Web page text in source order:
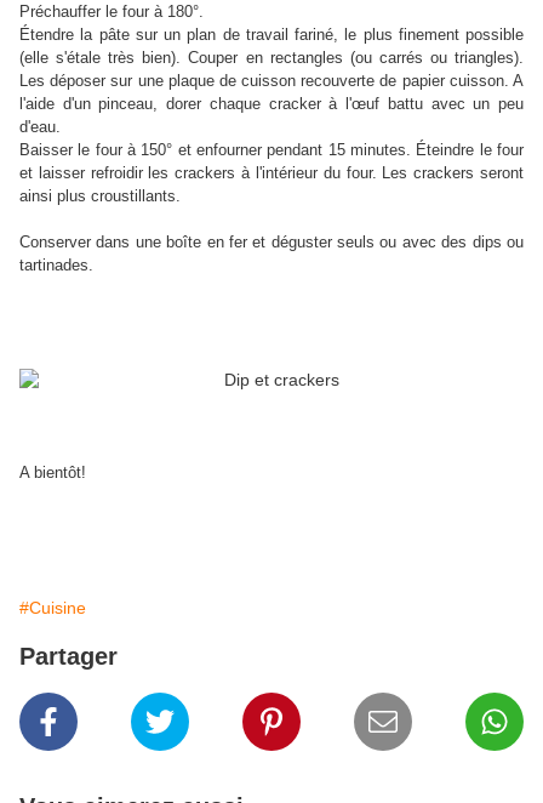
Préchauffer le four à 180°.
Étendre la pâte sur un plan de travail fariné, le plus finement possible
(elle s'étale très bien). Couper en rectangles (ou carrés ou triangles).
Les déposer sur une plaque de cuisson recouverte de papier cuisson. A
l'aide d'un pinceau, dorer chaque cracker à l'œuf battu avec un peu
d'eau.
Baisser le four à 150° et enfourner pendant 15 minutes. Éteindre le four
et laisser refroidir les crackers à l'intérieur du four. Les crackers seront
ainsi plus croustillants.
Conserver dans une boîte en fer et déguster seuls ou avec des dips ou
tartinades.
A bientôt!
#Cuisine
Partager